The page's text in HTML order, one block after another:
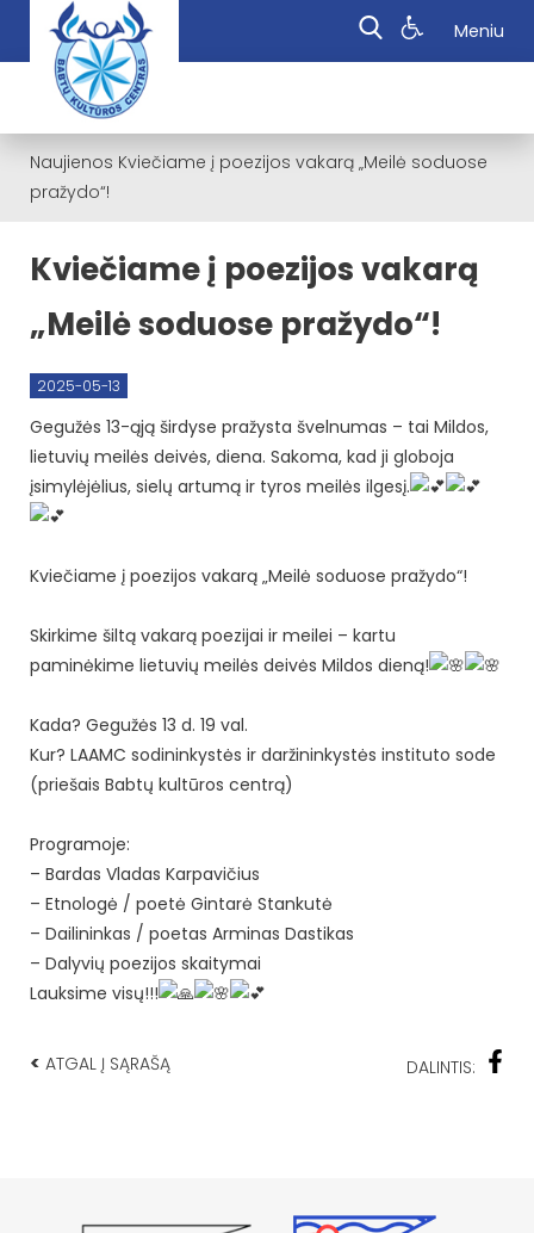
Meniu
Naujienos Kviečiame į poezijos vakarą „Meilė soduose
pražydo“!
Kviečiame į poezijos vakarą
„Meilė soduose pražydo“!
2025-05-13
Gegužės 13-ąją širdyse pražysta švelnumas – tai Mildos,
lietuvių meilės deivės, diena. Sakoma, kad ji globoja
įsimylėjėlius, sielų artumą ir tyros meilės ilgesį.
Kviečiame į poezijos vakarą „Meilė soduose pražydo“!
Skirkime šiltą vakarą poezijai ir meilei – kartu
paminėkime lietuvių meilės deivės Mildos dieną!
Kada? Gegužės 13 d. 19 val.
Kur? LAAMC sodininkystės ir daržininkystės instituto sode
(priešais Babtų kultūros centrą)
Programoje:
– Bardas Vladas Karpavičius
– Etnologė / poetė Gintarė Stankutė
– Dailininkas / poetas Arminas Dastikas
– Dalyvių poezijos skaitymai
Lauksime visų!!!
< ATGAL Į SĄRAŠĄ DALINTIS: